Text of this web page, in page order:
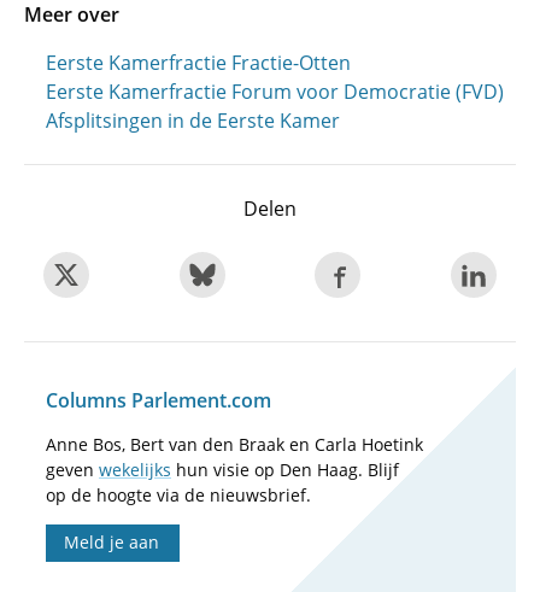
Meer over
Eerste Kamerfractie Fractie-Otten
Eerste Kamerfractie Forum voor Democratie (FVD)
Afsplitsingen in de Eerste Kamer
Delen
Columns Parlement.com
Anne Bos, Bert van den Braak en Carla Hoetink
geven wekelijks hun visie op Den Haag. Blijf
op de hoogte via de nieuwsbrief.
Meld je aan